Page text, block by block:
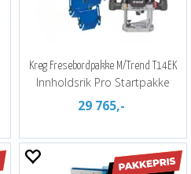
Kreg Fresebordpakke M/Trend T14EK
Innholdsrik Pro Startpakke
29 765,-